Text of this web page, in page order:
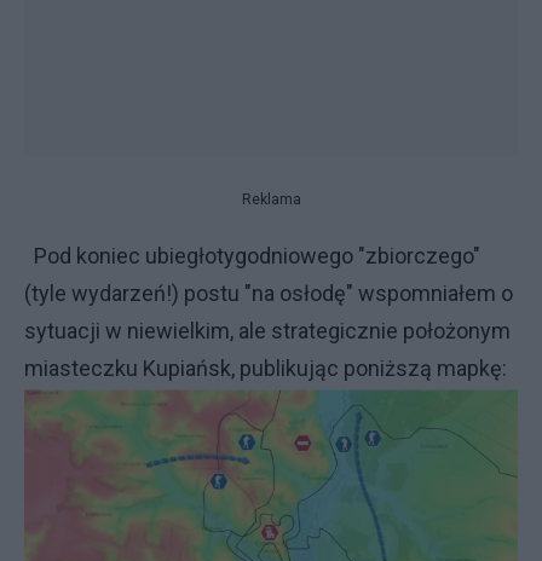
Reklama
Pod koniec ubiegłotygodniowego "zbiorczego"
(tyle wydarzeń!) postu "na osłodę" wspomniałem o
sytuacji w niewielkim, ale strategicznie położonym
miasteczku Kupiańsk, publikując poniższą mapkę: